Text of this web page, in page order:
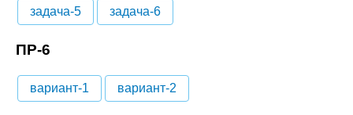
задача-5 задача-6
ПР-6
вариант-1 вариант-2